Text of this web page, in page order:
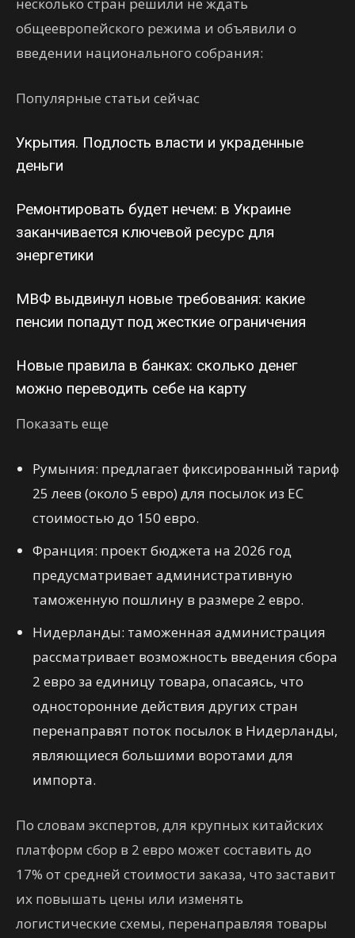
общеевропейского режима и объявили о
введении национального собрания:
Популярные статьи сейчас
Укрытия. Подлость власти и украденные
деньги
Ремонтировать будет нечем: в Украине
заканчивается ключевой ресурс для
энергетики
МВФ выдвинул новые требования: какие
пенсии попадут под жесткие ограничения
Новые правила в банках: сколько денег
можно переводить себе на карту
Показать еще
Румыния: предлагает фиксированный тариф
25 леев (около 5 евро) для посылок из ЕС
стоимостью до 150 евро.
Франция: проект бюджета на 2026 год
предусматривает административную
таможенную пошлину в размере 2 евро.
Нидерланды: таможенная администрация
рассматривает возможность введения сбора
2 евро за единицу товара, опасаясь, что
односторонние действия других стран
перенаправят поток посылок в Нидерланды,
являющиеся большими воротами для
импорта.
По словам экспертов, для крупных китайских
платформ сбор в 2 евро может составить до
17% от средней стоимости заказа, что заставит
их повышать цены или изменять
логистические схемы, перенаправляя товары